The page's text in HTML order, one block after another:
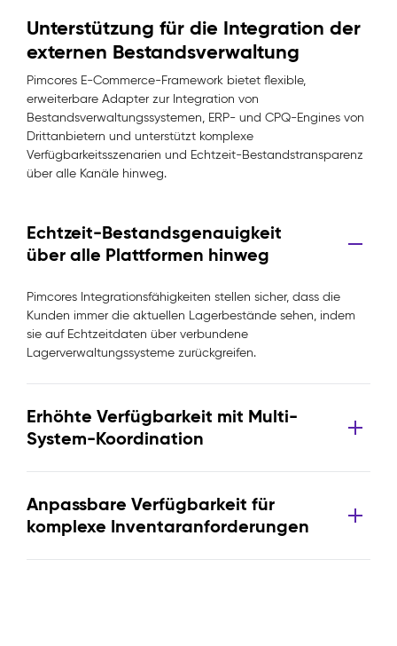
Unterstützung für die Integration der
externen Bestandsverwaltung
Pimcores E-Commerce-Framework bietet flexible,
erweiterbare Adapter zur Integration von
Bestandsverwaltungssystemen, ERP- und CPQ-Engines von
Drittanbietern und unterstützt komplexe
Verfügbarkeitsszenarien und Echtzeit-Bestandstransparenz
über alle Kanäle hinweg.
Echtzeit-Bestandsgenauigkeit
über alle Plattformen hinweg
Pimcores Integrationsfähigkeiten stellen sicher, dass die
Kunden immer die aktuellen Lagerbestände sehen, indem
sie auf Echtzeitdaten über verbundene
Lagerverwaltungssysteme zurückgreifen.
Erhöhte Verfügbarkeit mit Multi-
System-Koordination
Anpassbare Verfügbarkeit für
komplexe Inventaranforderungen